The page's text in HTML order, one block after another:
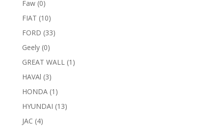
Faw (0)
FIAT (10)
FORD (33)
Geely (0)
GREAT WALL (1)
HAVAl (3)
HONDA (1)
HYUNDAI (13)
JAC (4)